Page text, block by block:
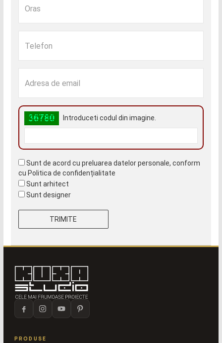
Introduceti codul din imagine.
Sunt de acord cu preluarea datelor personale, conform
cu Politica de confidențialitate
Sunt arhitect
Sunt designer
PRODUSE